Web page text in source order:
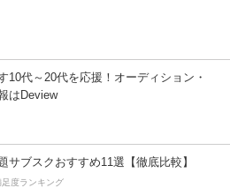
10代～20代を応援！オーディション・
はDeview
サブスクおすすめ11選【徹底比較】
度ランキング